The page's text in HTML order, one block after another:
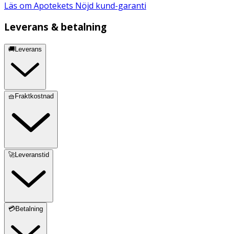
Läs om Apotekets Nöjd kund-garanti
Leverans & betalning
🚚Leverans
🧺Fraktkostnad
🚀Leveranstid
💳Betalning